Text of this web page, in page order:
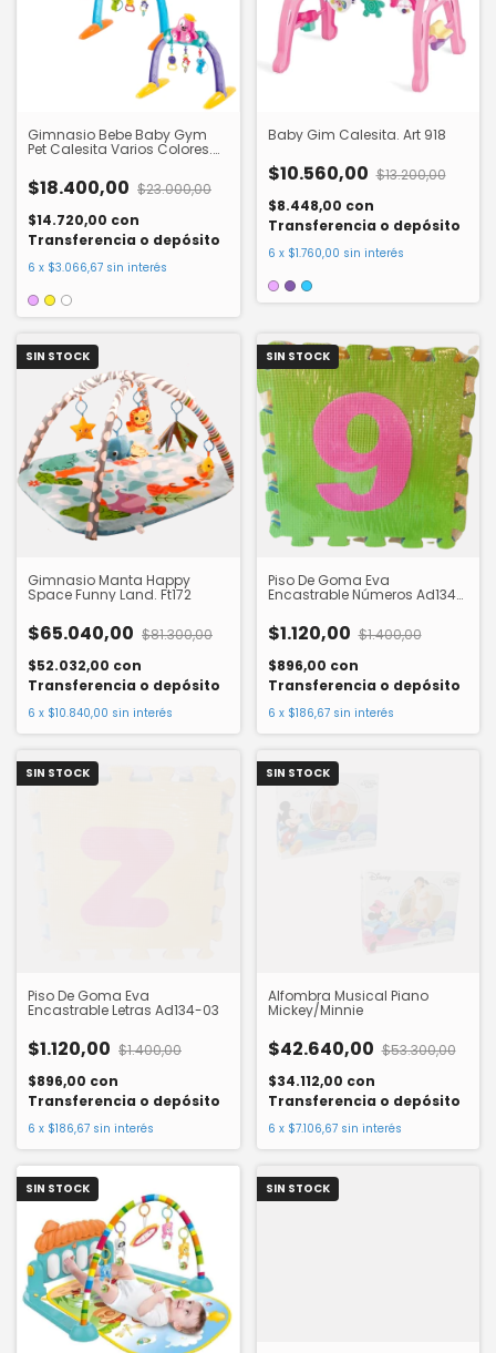
Gimnasio Bebe Baby Gym
Pet Calesita Varios Colores.
$18.400,00 $23.000,00
$14.720,00 con
Transferencia o depósito
6 x $3.066,67 sin interés
Baby Gim Calesita. Art 918
$10.560,00 $13.200,00
$8.448,00 con
Transferencia o depósito
6 x $1.760,00 sin interés
SIN STOCK
Gimnasio Manta Happy
Space Funny Land. Ft172
$65.040,00 $81.300,00
$52.032,00 con
Transferencia o depósito
6 x $10.840,00 sin interés
SIN STOCK
Piso De Goma Eva
Encastrable Números Ad134-
$1.120,00 $1.400,00
$896,00 con
Transferencia o depósito
6 x $186,67 sin interés
SIN STOCK
Piso De Goma Eva
Encastrable Letras Ad134-03
$1.120,00 $1.400,00
$896,00 con
Transferencia o depósito
6 x $186,67 sin interés
SIN STOCK
Alfombra Musical Piano
Mickey/Minnie
$42.640,00 $53.300,00
$34.112,00 con
Transferencia o depósito
6 x $7.106,67 sin interés
SIN STOCK SIN STOCK